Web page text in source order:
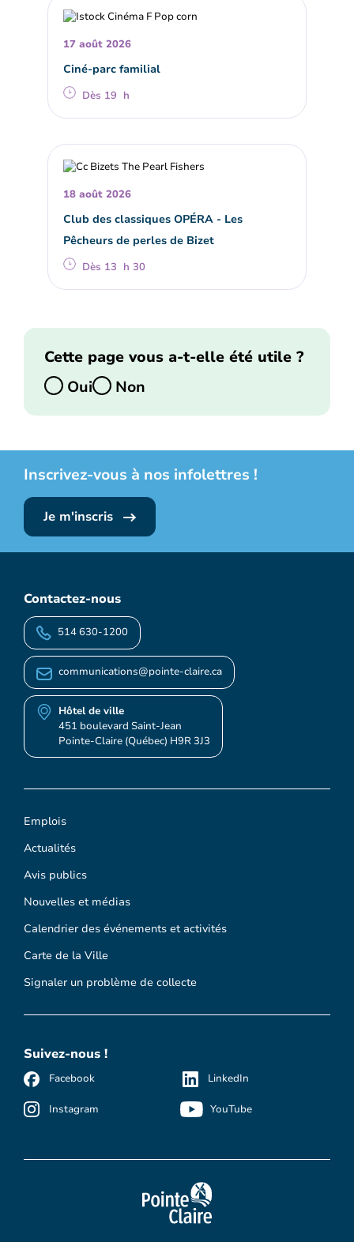
17 août 2026
Ciné-parc familial
Dès 19 h
18 août 2026
Club des classiques OPÉRA - Les
Pêcheurs de perles de Bizet
Dès 13 h 30
Cette page vous a-t-elle été utile ?
Oui
Non
Inscrivez-vous à nos infolettres !
Je m'inscris
Emplois
Actualités
Avis publics
Nouvelles et médias
Calendrier des événements et activités
Carte de la Ville
Signaler un problème de collecte
Contactez-nous
514 630-1200
communications@pointe-claire.ca
Hôtel de ville
451 boulevard Saint-Jean
Pointe-Claire (Québec) H9R 3J3
Suivez-nous !
Facebook
Instagram
LinkedIn
YouTube